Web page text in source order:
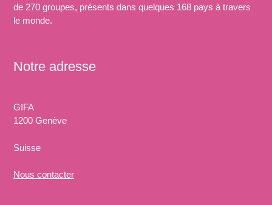
de 270 groupes, présents dans quelques 168 pays à travers
le monde.
Notre adresse
GIFA
1200 Genève
Suisse
Nous contacter